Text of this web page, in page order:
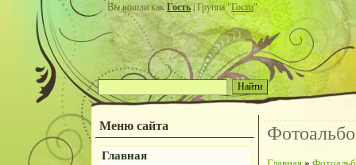
Вы вошли какГость| Группа "Гости"
Меню сайта
Главная